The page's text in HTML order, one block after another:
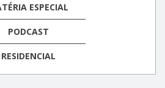
ESPECIAL
PODCAST
RESIDENCIAL